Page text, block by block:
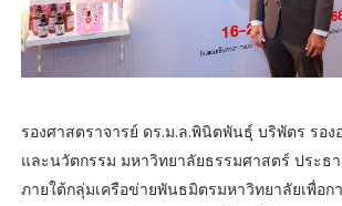
รองศาสตราจารย์ ดร.ม.ล.พินิตพันธุ์ บริพัตร รอง
และนวัตกรรม มหาวิทยาลัยธรรมศาสตร์ ประธ
ภายใต้กลุ่มเครือข่ายพันธมิตรมหาวิทยาลัยเพื่อกา